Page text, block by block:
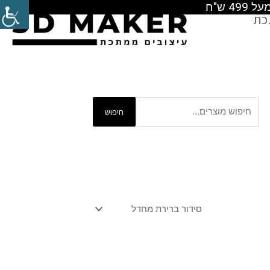
עבור:
חיפוש